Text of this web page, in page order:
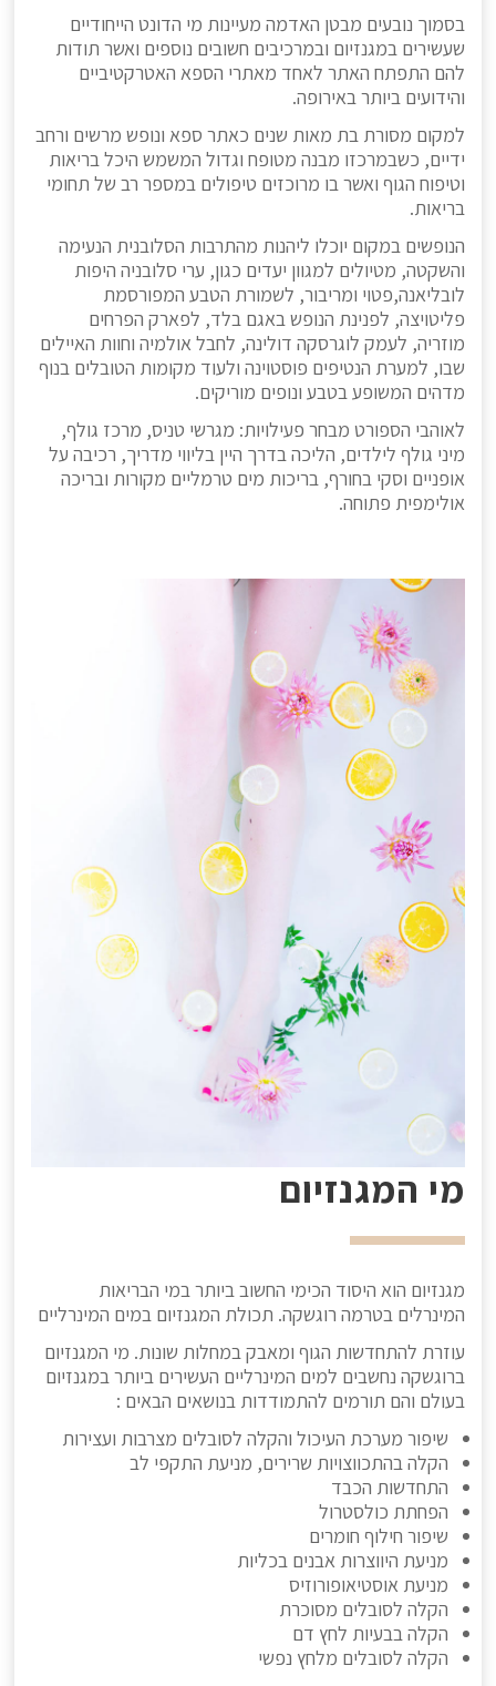
בסמוך נובעים מבטן האדמה מעיינות מי הדונט הייחודיים
שעשירים במגנזיום ובמרכיבים חשובים נוספים ואשר תודות
להם התפתח האתר לאחד מאתרי הספא האטרקטיביים
והידועים ביותר באירופה.
למקום מסורת בת מאות שנים כאתר ספא ונופש מרשים ורחב
ידיים, כשבמרכזו מבנה מטופח וגדול המשמש היכל בריאות
וטיפוח הגוף ואשר בו מרוכזים טיפולים במספר רב של תחומי
בריאות.
הנופשים במקום יוכלו ליהנות מהתרבות הסלובנית הנעימה
והשקטה, מטיולים למגוון יעדים כגון, ערי סלובניה היפות
לובליאנה,פטוי ומריבור, לשמורת הטבע המפורסמת
פליטויצה, לפנינת הנופש באגם בלד, לפארק הפרחים
מוזריה, לעמק לוגרסקה דולינה, לחבל אולמיה וחוות האיילים
שבו, למערת הנטיפים פוסטוינה ולעוד מקומות הטובלים בנוף
מדהים המשופע בטבע ונופים מוריקים.
לאוהבי הספורט מבחר פעילויות: מגרשי טניס, מרכז גולף,
מיני גולף לילדים, הליכה בדרך היין בליווי מדריך, רכיבה על
אופניים וסקי בחורף, בריכות מים טרמליים מקורות ובריכה
אולימפית פתוחה.
מי המגנזיום
מגנזיום הוא היסוד הכימי החשוב ביותר במי הבריאות
המינרלים בטרמה רוגשקה. תכולת המגנזיום במים המינרליים
עוזרת להתחדשות הגוף ומאבק במחלות שונות. מי המגנזיום
ברוגשקה נחשבים למים המינרליים העשירים ביותר במגנזיום
בעולם והם תורמים להתמודדות בנושאים הבאים :
שיפור מערכת העיכול והקלה לסובלים מצרבות ועצירות
הקלה בהתכווצויות שרירים, מניעת התקפי לב
התחדשות הכבד
הפחתת כולסטרול
שיפור חילוף חומרים
מניעת היווצרות אבנים בכליות
מניעת אוסטיאופורוזיס
הקלה לסובלים מסוכרת
הקלה בבעיות לחץ דם
הקלה לסובלים מלחץ נפשי